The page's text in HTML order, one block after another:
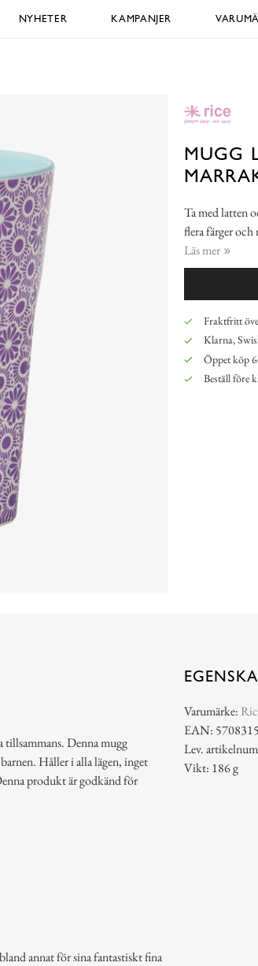
NYHETER KAMPANJER
MUGG
Ta med latten
flera färger
Läs mer
Fraktfritt
Klarna,
Öppet köp
Beställ före
tillsammans. Denna mugg
Håller i alla lägen, inget
produkt är godkänd för
Varumärke:
EAN:
Lev.
Vikt: 186 g
annat för sina fantastiskt fina